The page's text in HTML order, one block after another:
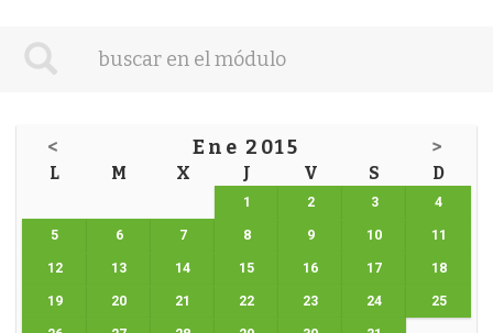
< Ene 2015 >
L M X J V S D
1 2 3 4
5 6 7 8 9 10 11
12 13 14 15 16 17 18
19 20 21 22 23 24 25